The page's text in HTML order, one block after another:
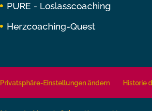
PURE - Loslasscoaching
Herzcoaching-Quest
Privatsphäre-Einstellungen ändern Historie